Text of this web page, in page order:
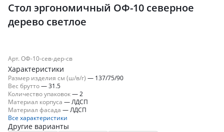
Стол эргономичный ОФ-10 северное
дерево светлое
Арт. ОФ-10-сев-дер-св
Характеристики
Размер изделия см (ш/в/г) — 137/75/90
Вес брутто—31.5
Количество упаковок—2
Материал корпуса —ЛДСП
Материал фасада —ЛДСП
Все характеристики
Другие варианты